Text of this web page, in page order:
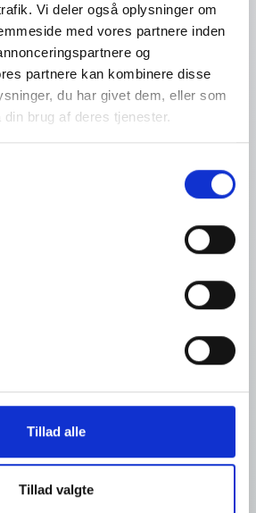
Vi deler også oplysninger om
med vores partnere inden
og
partnere kan kombinere disse
du har givet dem, eller som
brug af deres tjenester.
Tillad alle
Tillad valgte